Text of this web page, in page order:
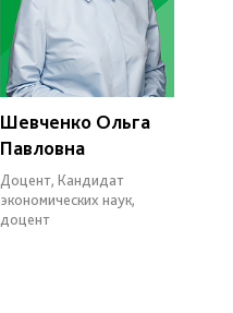
Шевченко Ольга
Павловна
Доцент, Кандидат
экономических наук,
доцент